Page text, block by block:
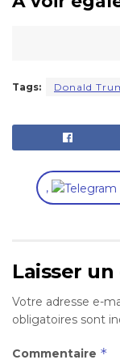
Tags: Donald
,
Laisser
Votre adresse e-
obligatoires sont
Commentaire *